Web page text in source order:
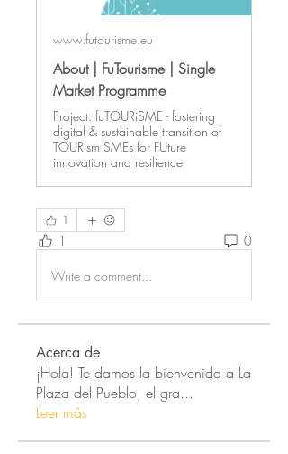
www.futourisme.eu
About | FuTourisme | Single
Market Programme
Project: fuTOURiSME - fostering
digital & sustainable transition of
TOURism SMEs for FUture
innovation and resilience
1
1 0
Write a comment...
Acerca de
¡Hola! Te damos la bienvenida a La
Plaza del Pueblo, el gra...
Leer más